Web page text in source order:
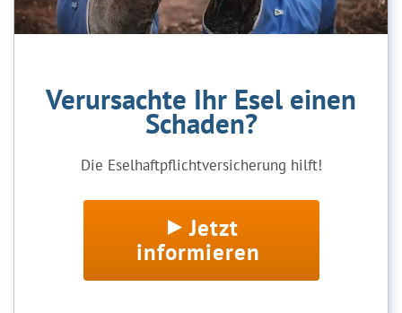
Verursachte Ihr Esel einen
Schaden?
Die Eselhaftpflichtversicherung hilft!
Jetzt
informieren